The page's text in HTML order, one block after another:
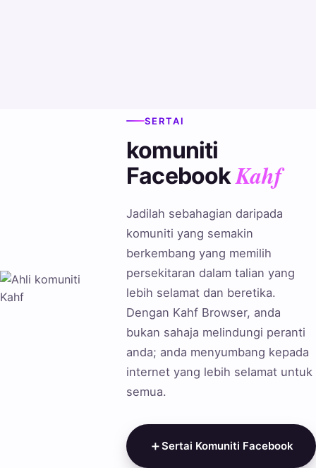
SERTAI
komuniti
FacebookKahf
Jadilah sebahagian daripada
komuniti yang semakin
berkembang yang memilih
persekitaran dalam talian yang
lebih selamat dan beretika.
Dengan Kahf Browser, anda
bukan sahaja melindungi peranti
anda; anda menyumbang kepada
internet yang lebih selamat untuk
semua.
＋Sertai Komuniti Facebook